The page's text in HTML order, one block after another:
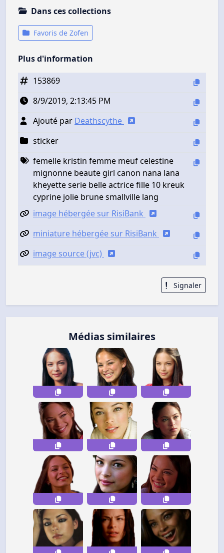
Dans ces collections
Favoris de Zofen
Plus d'information
153869
8/9/2019, 2:13:45 PM
Ajouté par Deathscythe
sticker
femelle kristin femme meuf celestine
mignonne beaute girl canon nana lana
kheyette serie belle actrice fille 10 kreuk
cyprine jolie brune smallville lang
image hébergée sur RisiBank
miniature hébergée sur RisiBank
image source (jvc)
Signaler
Médias similaires